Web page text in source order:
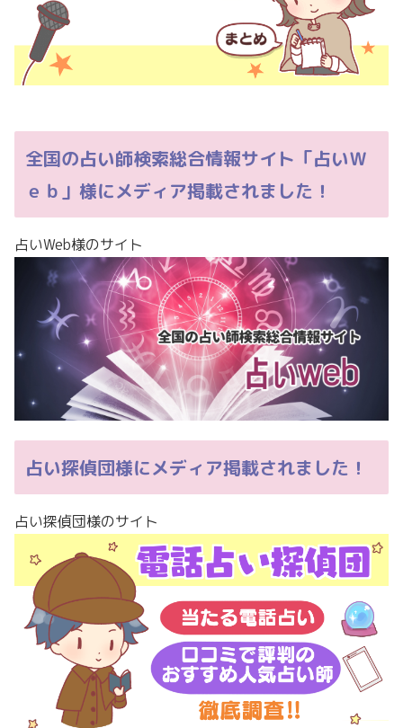
全国の占い師検索総合情報サイト「占いＷ
ｅｂ」様にメディア掲載されました！
占いWeb様のサイト
占い探偵団様にメディア掲載されました！
占い探偵団様のサイト